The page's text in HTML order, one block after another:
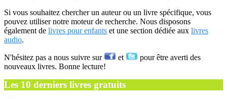
Si vous souhaitez chercher un auteur ou un livre spécifique, vous
pouvez utiliser notre moteur de recherche. Nous disposons
également de livres pour enfants et une section dédiée aux livres
audio.
N'hésitez pas a nous suivre sur et
pour être averti des
nouveaux livres. Bonne lecture!
Les 10 derniers livres gratuits